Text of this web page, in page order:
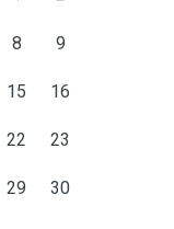
8 9
15 16
22 23
29 30